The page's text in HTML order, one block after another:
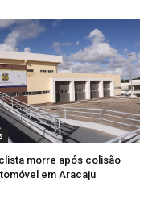
morre após colisão
em Aracaju